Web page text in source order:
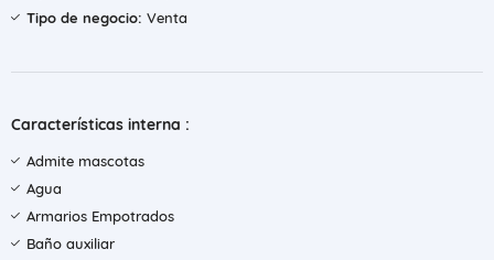
Tipo de negocio: Venta
Características interna :
Admite mascotas
Agua
Armarios Empotrados
Baño auxiliar